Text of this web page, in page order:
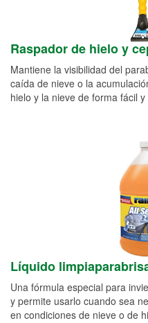
Raspador de hielo y
Mantiene la visibilidad del
caída de nieve o la
hielo y la nieve de forma fácil
Líquido
Una fórmula especial para
y permite usarlo cuando sea
en condiciones de nieve o de